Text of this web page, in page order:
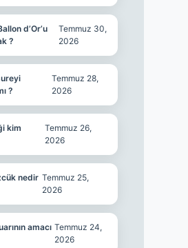
d’Or’u
?
Temmuz 30,
2026
?
Temmuz 28,
2026
kim
Temmuz 26,
2026
nedir Temmuz 25,
2026
amacı Temmuz 24,
2026